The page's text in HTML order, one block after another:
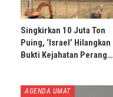
Singkirkan 10 Juta Ton
Puing, ‘Israel’ Hilangkan
Bukti Kejahatan Perang…
AGENDA UMAT